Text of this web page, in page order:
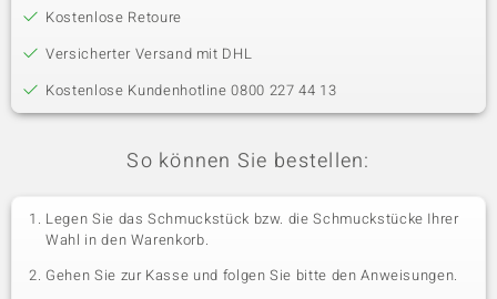
Kostenlose Retoure
Versicherter Versand mit DHL
Kostenlose Kundenhotline 0800 227 44 13
So können Sie bestellen:
Legen Sie das Schmuckstück bzw. die Schmuckstücke Ihrer
Wahl in den Warenkorb.
Gehen Sie zur Kasse und folgen Sie bitte den Anweisungen.